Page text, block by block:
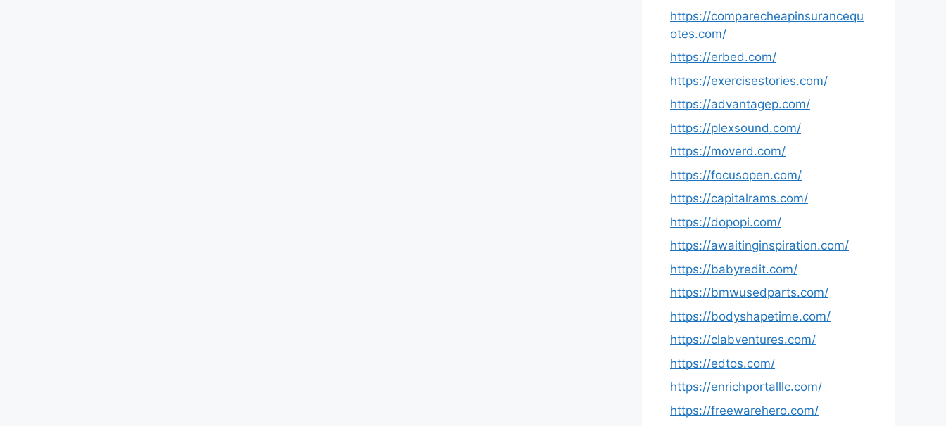
https://comparecheapinsurancequ
otes.com/
https://erbed.com/
https://exercisestories.com/
https://advantagep.com/
https://plexsound.com/
https://moverd.com/
https://focusopen.com/
https://capitalrams.com/
https://dopopi.com/
https://awaitinginspiration.com/
https://babyredit.com/
https://bmwusedparts.com/
https://bodyshapetime.com/
https://clabventures.com/
https://edtos.com/
https://enrichportalllc.com/
https://freewarehero.com/